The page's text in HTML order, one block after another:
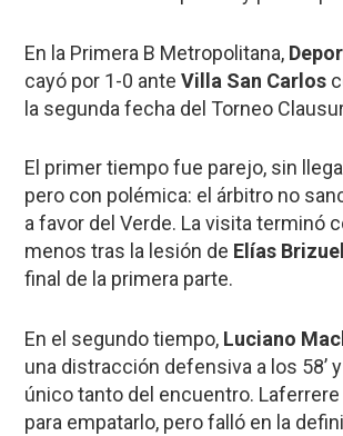
En la Primera B Metropolitana,
cayó por 1-0 anteVilla San Carlos
la segunda fecha del Torneo
El primer tiempo fue parejo, sin
pero con polémica: el árbitro no
a favor del Verde. La visita terminó
menos tras la lesión de Elías
final de la primera parte.
En el segundo tiempo, Luciano
una distracción defensiva a los 58’
único tanto del encuentro.
para empatarlo, pero falló en la